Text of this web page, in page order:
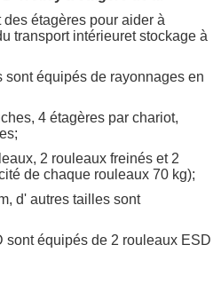
étagères pour aider à
transport intérieuret stockage à
sont équipés de rayonnages en
4 étagères par chariot,
2 rouleaux freinés et 2
de chaque rouleaux 70 kg);
d' autres tailles sont
sont équipés de 2 rouleaux ESD